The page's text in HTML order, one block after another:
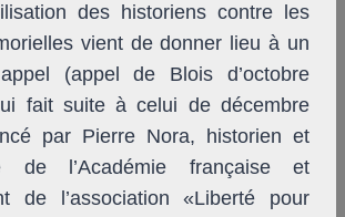
des historiens contre les
vient de donner lieu à un
(appel de Blois d’octobre
fait suite à celui de décembre
par Pierre Nora, historien et
de l’Académie française et
de l’association «Liberté pour